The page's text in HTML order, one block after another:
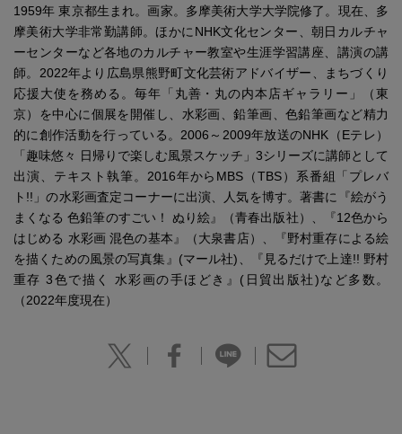
1959年 東京都生まれ。画家。多摩美術大学大学院修了。現在、多
摩美術大学非常勤講師。ほかにNHK文化センター、朝日カルチャ
ーセンターなど各地のカルチャー教室や生涯学習講座、講演の講
師。2022年より広島県熊野町文化芸術アドバイザー、まちづくり
応援大使を務める。毎年「丸善・丸の内本店ギャラリー」（東
京）を中心に個展を開催し、水彩画、鉛筆画、色鉛筆画など精力
的に創作活動を行っている。2006～2009年放送のNHK（Eテレ）
「趣味悠々 日帰りで楽しむ風景スケッチ」3シリーズに講師として
出演、テキスト執筆。2016年からMBS（TBS）系番組「プレバ
ト!!」の水彩画査定コーナーに出演、人気を博す。著書に『絵がう
まくなる 色鉛筆のすごい！ ぬり絵』（青春出版社）、『12色から
はじめる 水彩画 混色の基本』（大泉書店）、『野村重存による絵
を描くための風景の写真集』(マール社)、『見るだけで上達!! 野村
重存 3色で描く 水彩画の手ほどき』(日貿出版社)など多数。
（2022年度現在）